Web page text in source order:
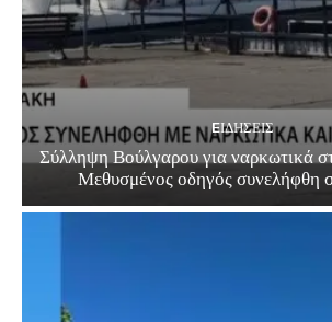
EΙΔΗΣΕΙΣ
Σύλληψη Βούλγαρου για ναρκωτικά
Μεθυσμένος οδηγός συνελήφθη